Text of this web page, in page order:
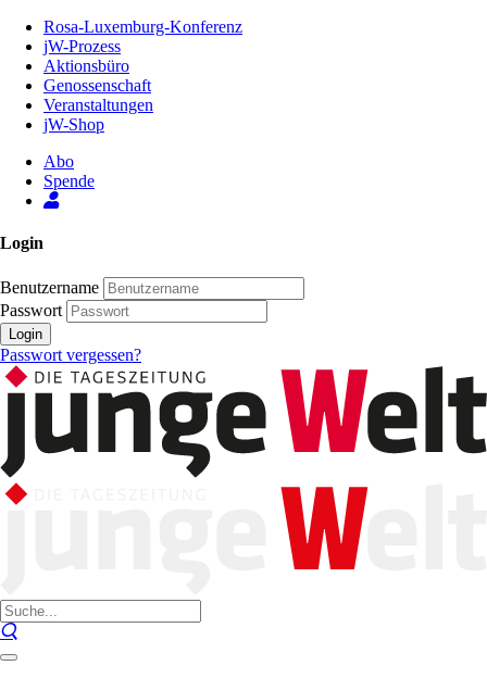
Inhalt
Seite
Rosa-Luxemburg-Konferenz
jW-Prozess
Aktionsbüro
Genossenschaft
Veranstaltungen
jW-Shop
Abo
Spende
Login
Benutzername
Passwort
Login
Passwort vergessen?